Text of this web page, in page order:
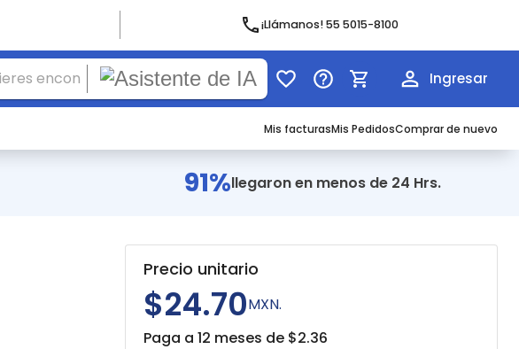
¡Llámanos! 55 5015-8100
Ingresar
Mis facturasMis PedidosComprar de nuevo
91%llegaron en menos de 24 Hrs.
Precio unitario
$24.70MXN.
Paga a 12 meses de $2.36